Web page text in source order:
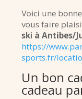
Voici une
vous faire
ski à Antibes/
https://
sports.fr/
Un bon
cadeau